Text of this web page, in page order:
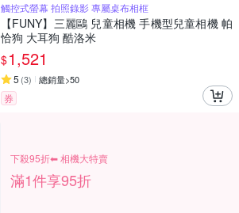
觸控式螢幕 拍照錄影 專屬桌布相框
【FUNY】三麗鷗 兒童相機 手機型兒童相機 帕
恰狗 大耳狗 酷洛米
$1,521
5 (3) 總銷量>50
券
下殺95折⬅︎ 相機大特賣
滿1件享95折